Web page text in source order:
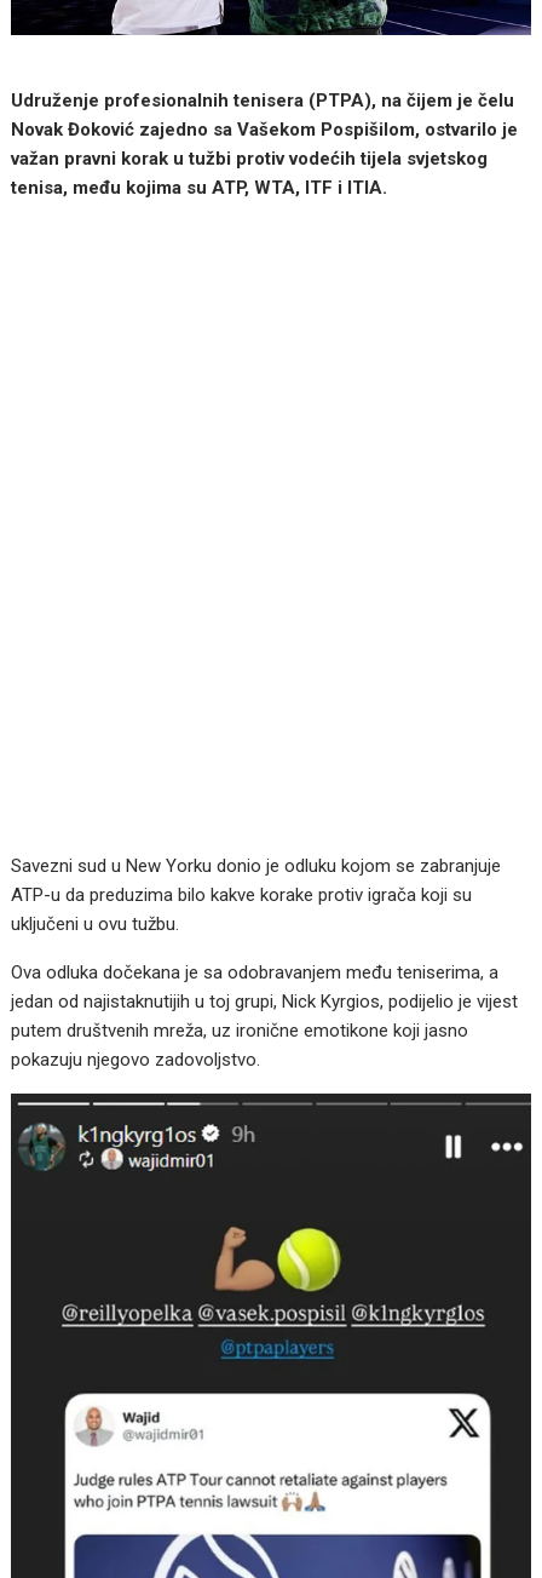
Udruženje profesionalnih tenisera (PTPA), na čijem je čelu
Novak Đoković zajedno sa Vašekom Pospišilom, ostvarilo je
važan pravni korak u tužbi protiv vodećih tijela svjetskog
tenisa, među kojima su ATP, WTA, ITF i ITIA.
Savezni sud u New Yorku donio je odluku kojom se zabranjuje
ATP-u da preduzima bilo kakve korake protiv igrača koji su
uključeni u ovu tužbu.
Ova odluka dočekana je sa odobravanjem među teniserima, a
jedan od najistaknutijih u toj grupi, Nick Kyrgios, podijelio je vijest
putem društvenih mreža, uz ironične emotikone koji jasno
pokazuju njegovo zadovoljstvo.